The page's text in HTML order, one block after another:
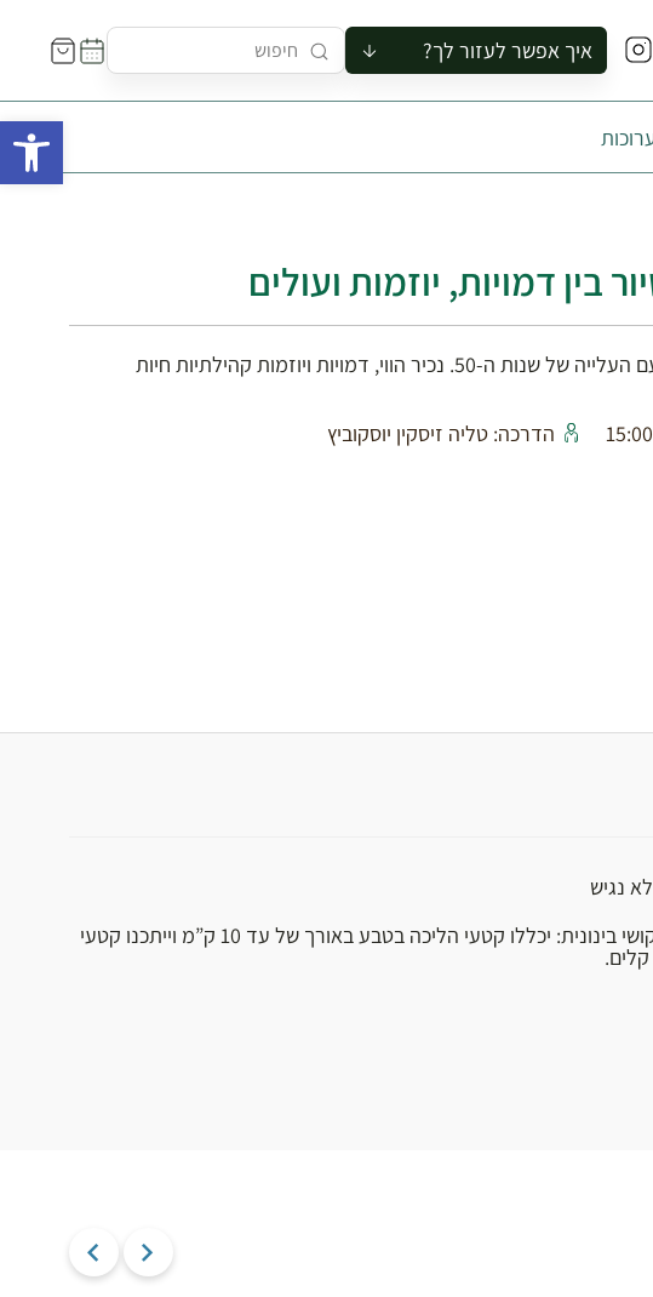
איך אפשר לעזור לך?
להזמין סיור לקבוצה
להירשם לסיור
להירשם לקורס
לתאם ביקור בצריף
בין דמויות, יוזמות ועולים
בין סמטאות, בתים ואתרי מורשת בשכונות שנולדו עם העלייה של שנות ה-50. נכיר הווי, דמויות ויוזמות קהילתיות חיות
הדרכה: טליה זיסקין יוסקוביץ
נגיש
רמת קושי בינונית: יכללו קטעי הליכה בטבע באורך של עד 10 ק”מ וייתכנו קטעי